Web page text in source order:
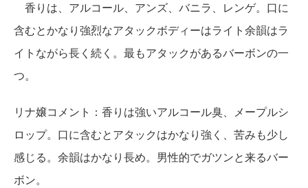
香りは、アルコール、アンズ、バニラ、レンゲ。口に
含むとかなり強烈なアタックボディーはライト余韻はラ
イトながら長く続く。最もアタックがあるバーボンの一
つ。
リナ嬢コメント：香りは強いアルコール臭、メープルシ
ロップ。口に含むとアタックはかなり強く、苦みも少し
感じる。余韻はかなり長め。男性的でガツンと来るバー
ボン。